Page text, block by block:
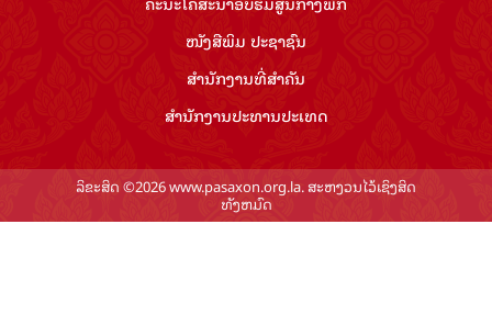
ໜັງສືພິມ ປະ​ຊາ​ຊົນ
ສຳ​ນັກ​ງານ​ທີ່​ສຳ​ຄັນ
ສຳ​ນັກ​ງານ​ປະ​ທານ​ປະ​ເທດ
ລິຂະສິດ ©2026 www.pasaxon.org.la. ສະຫງວນໄວ້ເຊິງສິດ
ທັງຫມົດ